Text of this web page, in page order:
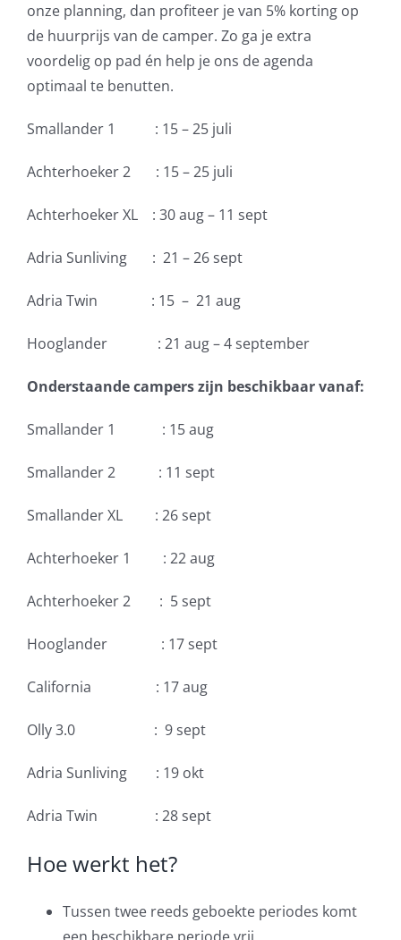
onze planning, dan profiteer je van 5% korting op
de huurprijs van de camper. Zo ga je extra
voordelig op pad én help je ons de agenda
optimaal te benutten.
Smallander 1 : 15 – 25 juli
Achterhoeker 2 : 15 – 25 juli
Achterhoeker XL : 30 aug – 11 sept
Adria Sunliving : 21 – 26 sept
Adria Twin : 15 – 21 aug
Hooglander : 21 aug – 4 september
Onderstaande campers zijn beschikbaar vanaf:
Smallander 1 : 15 aug
Smallander 2 : 11 sept
Smallander XL : 26 sept
Achterhoeker 1 : 22 aug
Achterhoeker 2 : 5 sept
Hooglander : 17 sept
California : 17 aug
Olly 3.0 : 9 sept
Adria Sunliving : 19 okt
Adria Twin : 28 sept
Hoe werkt het?
Tussen twee reeds geboekte periodes komt